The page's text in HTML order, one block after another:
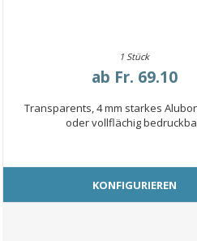
1 Stück
ab Fr. 69.10
Transparents, 4 mm starkes
oder vollflächig
KONFIGURIEREN